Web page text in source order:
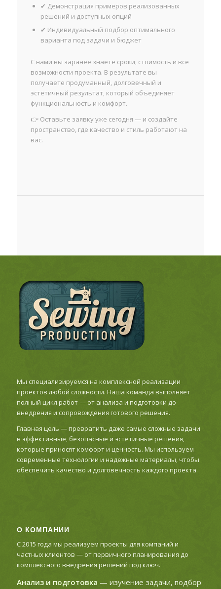
✔ Демонстрация примеров реализованных
решений и доступных опций
✔ Индивидуальный подбор оптимального
варианта под задачи и бюджет
С нами вы заранее знаете сроки, стоимость и все
возможности проекта. В результате вы
получаете продуманный, долговечный и
эстетичный результат, который объединяет
функциональность и комфорт.
👉 Оставьте заявку уже сегодня — и создайте
пространство, где качество и стиль работают на
вас.
Мы специализируемся на комплексной реализации
проектов любой сложности. Наша команда выполняет
полный цикл работ — от анализа и подготовки до
внедрения и сопровождения готового решения.
Главная цель — превратить даже самые сложные задачи
в эффективные, безопасные и эстетичные решения,
которые приносят комфорт и ценность. Мы используем
современные технологии и надежные материалы, чтобы
обеспечить качество и долговечность каждого проекта.
О КОМПАНИИ
С 2015 года мы реализуем проекты для компаний и
частных клиентов — от первичного планирования до
комплексного внедрения решений под ключ.
Анализ и подготовка — изучение задачи, подбор